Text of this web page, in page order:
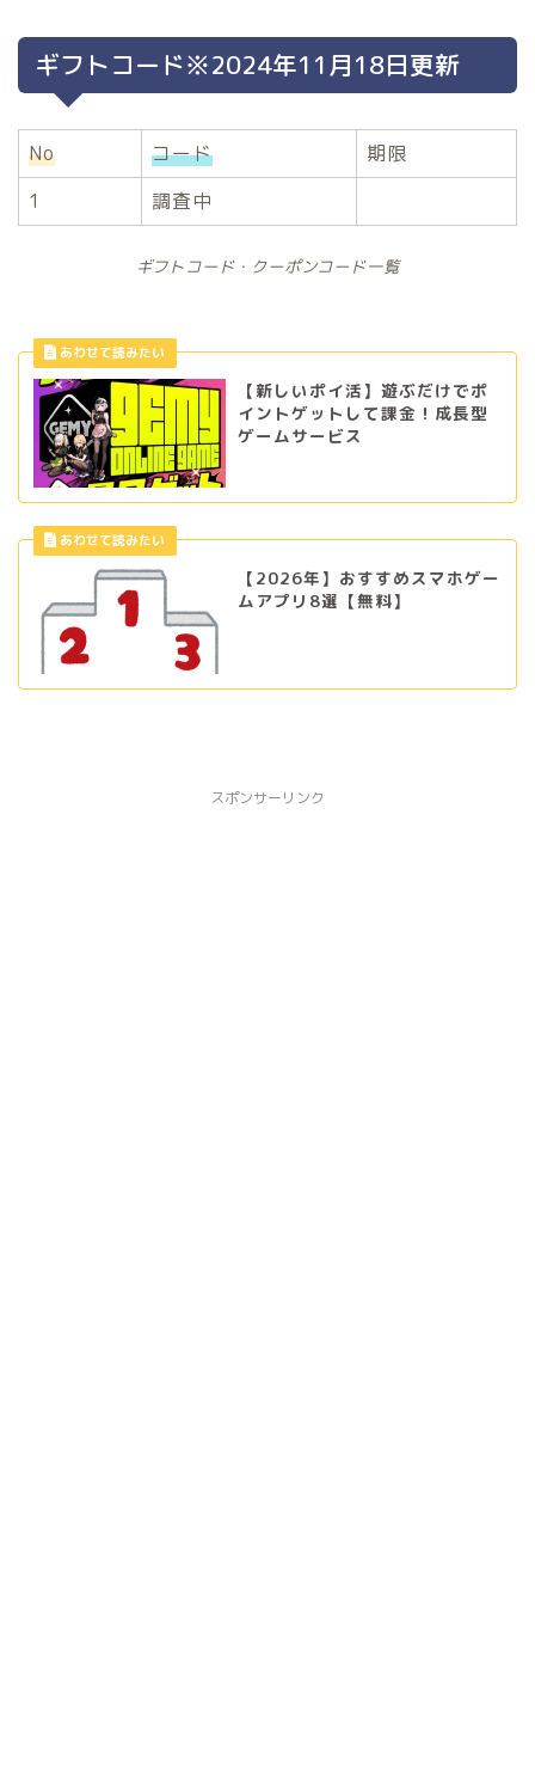
ギフトコード※2024年11月18日更新
No コード
期限
1
調査中
ギフトコード・クーポンコード一覧
【新しいポイ活】遊ぶだけでポ
イントゲットして課金！成長型
ゲームサービス
【2026年】おすすめスマホゲー
ムアプリ8選【無料】
スポンサーリンク